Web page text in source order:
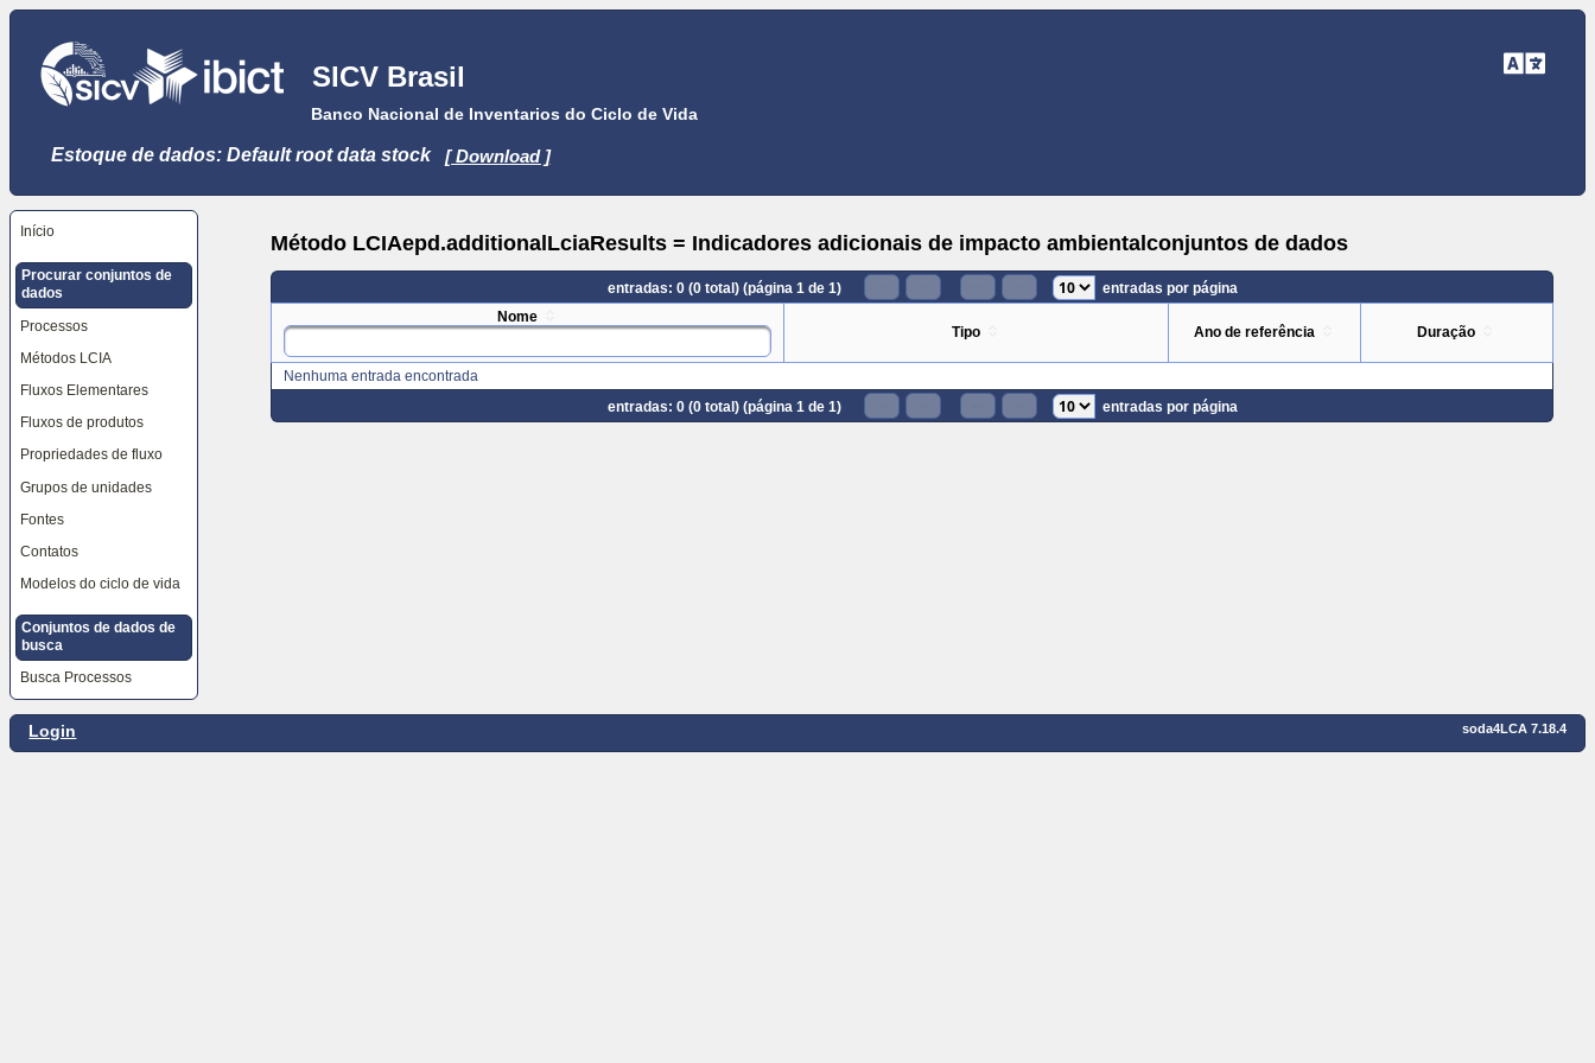
para
o
conteúdo
principal
atalho
S],
as
ferramentas
seletor
de
idioma,
caminho
de
e
de
navegação
Ir
para
o
menu
de
navegação,
pulando
as
do
o
seletor
de
idiomas
e
o
caminho
de
navegação
SICV Brasil
Banco Nacional de Inventarios do Ciclo de Vida
Estoque de dados: Default root data stock [ Download ]
Início
Procurar conjuntos de
dados
Processos
Métodos LCIA
Fluxos Elementares
Fluxos de produtos
Propriedades de fluxo
Grupos de unidades
Fontes
Contatos
Modelos do ciclo de vida
Conjuntos de dados de
busca
Busca Processos
Método LCIAepd.additionalLciaResults = Indicadores adicionais de impacto ambientalconjuntos de dados
entradas: 0 (0 total) (página 1 de 1)
entradas por página
Nome
Tipo
Ano de referência Duração
Nenhuma entrada encontrada
entradas: 0 (0 total) (página 1 de 1)
entradas por página
soda4LCA 7.18.4
Login